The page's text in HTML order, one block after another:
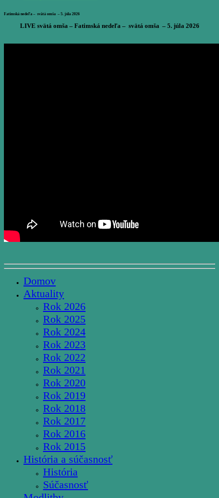
Fatimská nedeľa – svätá omša – 5. júla 2026
LIVE svätá omša – Fatimská nedeľa – svätá omša – 5. júla 2026
Domov
Aktuality
Rok 2026
Rok 2025
Rok 2024
Rok 2023
Rok 2022
Rok 2021
Rok 2020
Rok 2019
Rok 2018
Rok 2017
Rok 2016
Rok 2015
História a súčasnosť
História
Súčasnosť